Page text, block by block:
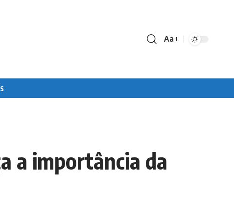
Font
Aa
a importância da